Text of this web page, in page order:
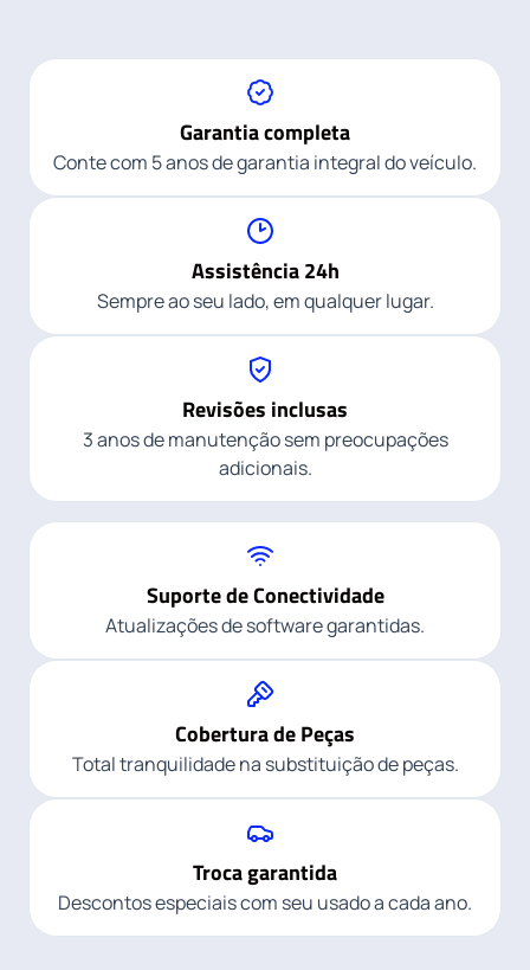
Garantia completa
Conte com 5 anos de garantia integral do veículo.
Assistência 24h
Sempre ao seu lado, em qualquer lugar.
Revisões inclusas
3 anos de manutenção sem preocupações
adicionais.
Suporte de Conectividade
Atualizações de software garantidas.
Cobertura de Peças
Total tranquilidade na substituição de peças.
Troca garantida
Descontos especiais com seu usado a cada ano.